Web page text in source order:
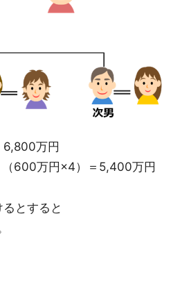
万円
600万円×4）＝5,400万円
とすると